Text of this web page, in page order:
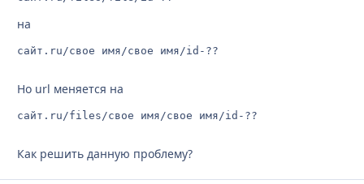
на
сайт.ru/свое имя/свое имя/id-??
Но url меняется на
сайт.ru/files/свое имя/свое имя/id-??
Как решить данную проблему?